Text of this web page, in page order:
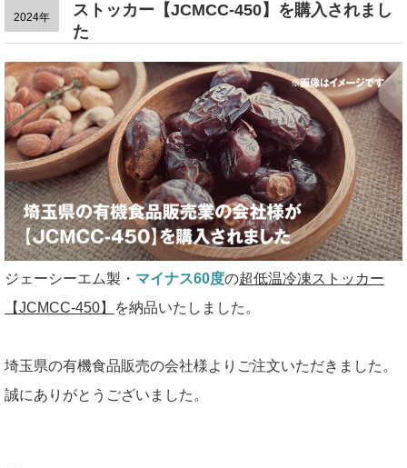
2024年
ストッカー【JCMCC-450】を購入されまし
た
ジェーシーエム製・ マイナス60度の超低温冷凍ストッカー
【JCMCC-450】
を納品いたしました。
埼玉県の有機食品販売の会社様よりご注文いただきました。
誠にありがとうございました。